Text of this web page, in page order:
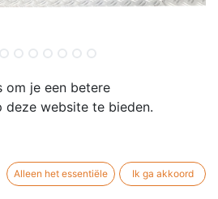
Kinder
- Blauw
kinder-pitbike
startklaar geleverd
terreinrijders
om je een betere
website te bieden.
Alleen het essentiële Ik ga akkoord